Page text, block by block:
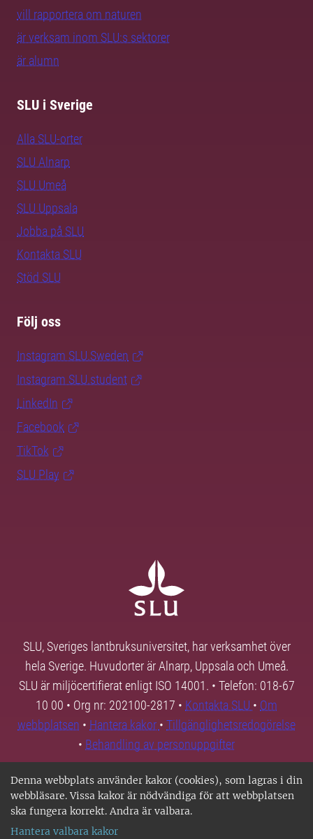
Denna webbplats använder kakor (cookies), som lagras i din
webbläsare. Vissa kakor är nödvändiga för att webbplatsen
ska fungera korrekt. Andra är valbara.
Hantera valbara kakor
vill rapportera om naturen
är verksam inom SLU:s sektorer
är alumn
SLU i Sverige
Alla SLU-orter
SLU Alnarp
SLU Umeå
SLU Uppsala
Jobba på SLU
Kontakta SLU
Stöd SLU
Följ oss
Instagram SLU.Sweden
Instagram SLU.student
LinkedIn
Facebook
TikTok
SLU Play
SLU, Sveriges lantbruksuniversitet, har verksamhet över
hela Sverige. Huvudorter är Alnarp, Uppsala och Umeå.
SLU är miljöcertifierat enligt ISO 14001. • Telefon: 018-67
10 00 • Org nr: 202100-2817 • Kontakta SLU • Om
webbplatsen • Hantera kakor • Tillgänglighetsredogörelse
• Behandling av personuppgifter